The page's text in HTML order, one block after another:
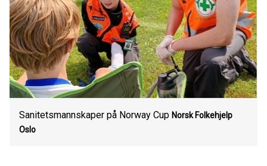
Sanitetsmannskaper på Norway Cup Norsk Folkehjelp
Oslo